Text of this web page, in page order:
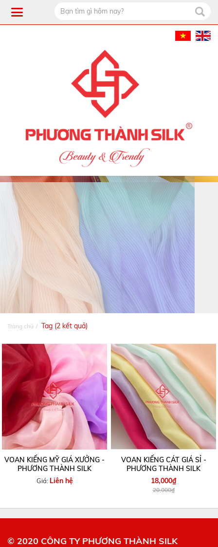
Trang chủ Tag (2 kết quả)
VOAN KIẾNG MỸ GIÁ XƯỞNG -
PHƯƠNG THÀNH SILK
Giá: Liên hệ
VOAN KIẾNG CÁT GIÁ SỈ -
PHƯƠNG THÀNH SILK
18,000₫
20,000₫
© 2020 CÔNG TY PHƯƠNG THÀNH SILK